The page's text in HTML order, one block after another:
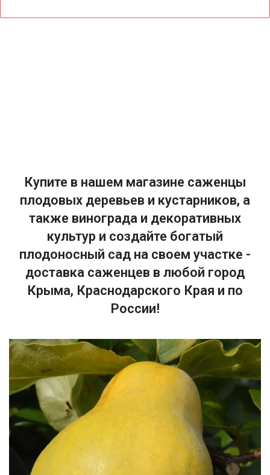
Купите в нашем магазине саженцы
плодовых деревьев и кустарников, а
также винограда и декоративных
культур и создайте богатый
плодоносный сад на своем участке -
доставка саженцев в любой город
Крыма, Краснодарского Края и по
России!